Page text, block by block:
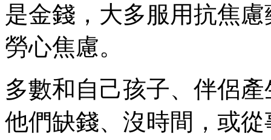
是金錢，大多服用抗焦
勞心焦慮。
多數和自己孩子、伴侶
他們缺錢、沒時間，或